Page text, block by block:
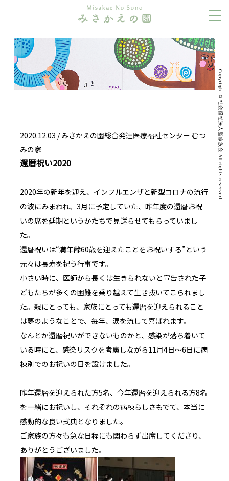
2020.12.03 /みさかえの園総合発達医療福祉センター むつ
みの家
還暦祝い2020
2020年の新年を迎え、インフルエンザと新型コロナの流行
の波にみまわれ、 3月に予定していた、昨年度の還暦お祝
いの席を延期というかたちで見送らせてもらっていまし
た。
還暦祝いは“満年齢60歳を迎えたことをお祝いする”という
元々は長寿を祝う行事です。
小さい時に、医師から長くは生きられないと宣告された子
どもたちが多くの困難を乗り越えて生き抜いてこられまし
た。親にとっても、家族にとっても還暦を迎えられること
は夢のようなことで、毎年、涙を流して喜ばれます。
なんとか還暦祝いができないものかと、感染が落ち着いて
いる時にと、感染リスクを考慮しながら11月4日～6日に病
棟別でのお祝いの日を設けました。
昨年還暦を迎えられた方5名、今年還暦を迎えられる方8名
を一緒にお祝いし、それぞれの病棟らしさもでて、本当に
感動的な良い式典となりました。
ご家族の方々も急な日程にも関わらず出席してくださり、
ありがとうございました。